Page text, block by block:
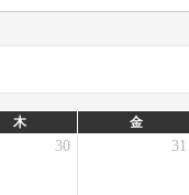
木 金
30 31